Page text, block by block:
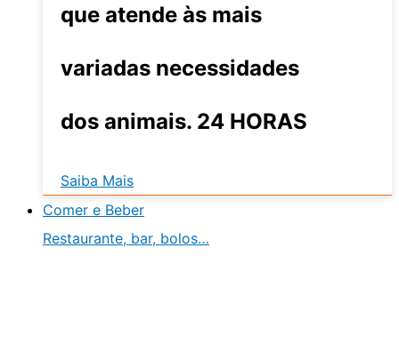
que atende às mais
variadas necessidades
dos animais. 24 HORAS
Saiba Mais
Comer e Beber
Restaurante, bar, bolos…